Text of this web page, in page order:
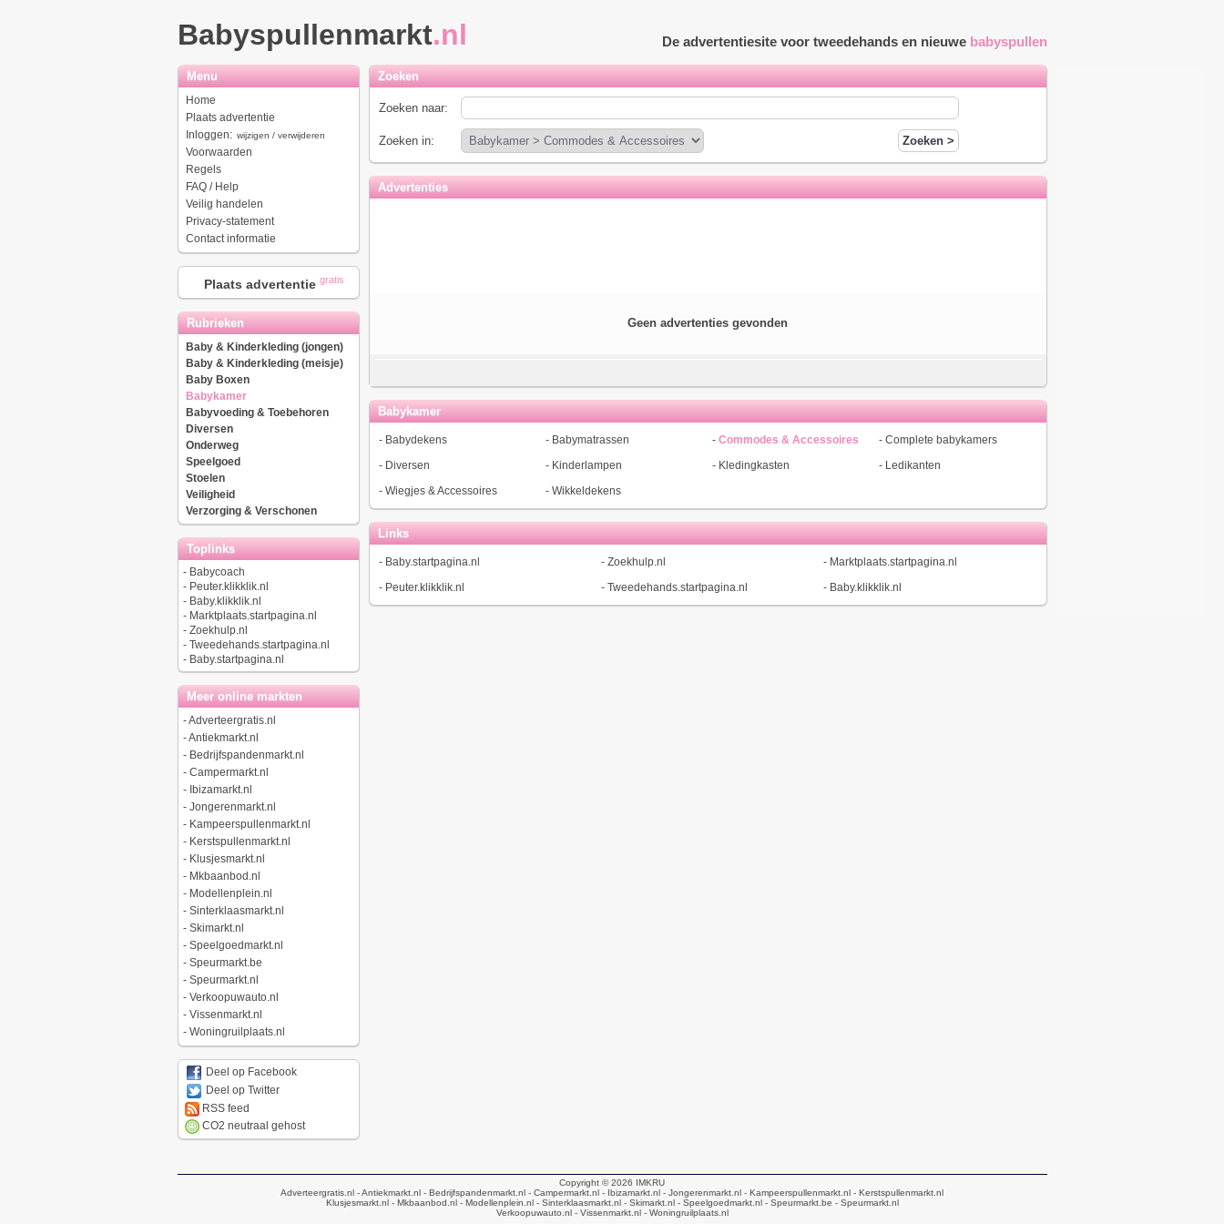
Babyspullenmarkt.nl De advertentiesite voor tweedehands en nieuwe babyspullen
Menu
Home
Plaats advertentie
Inloggen: wijzigen / verwijderen
Voorwaarden
Regels
FAQ / Help
Veilig handelen
Privacy-statement
Contact informatie
Plaats advertentie gratis
Rubrieken
Baby & Kinderkleding (jongen)
Baby & Kinderkleding (meisje)
Baby Boxen
Babykamer
Babyvoeding & Toebehoren
Diversen
Onderweg
Speelgoed
Stoelen
Veiligheid
Verzorging & Verschonen
Toplinks
- Babycoach
- Peuter.klikklik.nl
- Baby.klikklik.nl
- Marktplaats.startpagina.nl
- Zoekhulp.nl
- Tweedehands.startpagina.nl
- Baby.startpagina.nl
Meer online markten
-Adverteergratis.nl
-Antiekmarkt.nl
- Bedrijfspandenmarkt.nl
- Campermarkt.nl
- Ibizamarkt.nl
- Jongerenmarkt.nl
- Kampeerspullenmarkt.nl
- Kerstspullenmarkt.nl
- Klusjesmarkt.nl
- Mkbaanbod.nl
- Modellenplein.nl
- Sinterklaasmarkt.nl
- Skimarkt.nl
- Speelgoedmarkt.nl
- Speurmarkt.be
- Speurmarkt.nl
- Verkoopuwauto.nl
- Vissenmarkt.nl
- Woningruilplaats.nl
Deel op Facebook
Deel op Twitter
RSS feed
CO2 neutraal gehost
Zoeken
Zoeken naar:
Zoeken in:
Advertenties
Geen advertenties gevonden
Babykamer
- Babydekens - Babymatrassen - Commodes & Accessoires - Complete babykamers
- Diversen - Kinderlampen - Kledingkasten - Ledikanten
- Wiegjes & Accessoires - Wikkeldekens
Links
- Baby.startpagina.nl - Zoekhulp.nl - Marktplaats.startpagina.nl
- Peuter.klikklik.nl - Tweedehands.startpagina.nl - Baby.klikklik.nl
Copyright © 2026 IMKRU
Adverteergratis.nl - Antiekmarkt.nl - Bedrijfspandenmarkt.nl - Campermarkt.nl - Ibizamarkt.nl - Jongerenmarkt.nl - Kampeerspullenmarkt.nl - Kerstspullenmarkt.nl
Klusjesmarkt.nl- Mkbaanbod.nl- Modellenplein.nl- Sinterklaasmarkt.nl- Skimarkt.nl- Speelgoedmarkt.nl- Speurmarkt.be - Speurmarkt.nl
Verkoopuwauto.nl- Vissenmarkt.nl- Woningruilplaats.nl